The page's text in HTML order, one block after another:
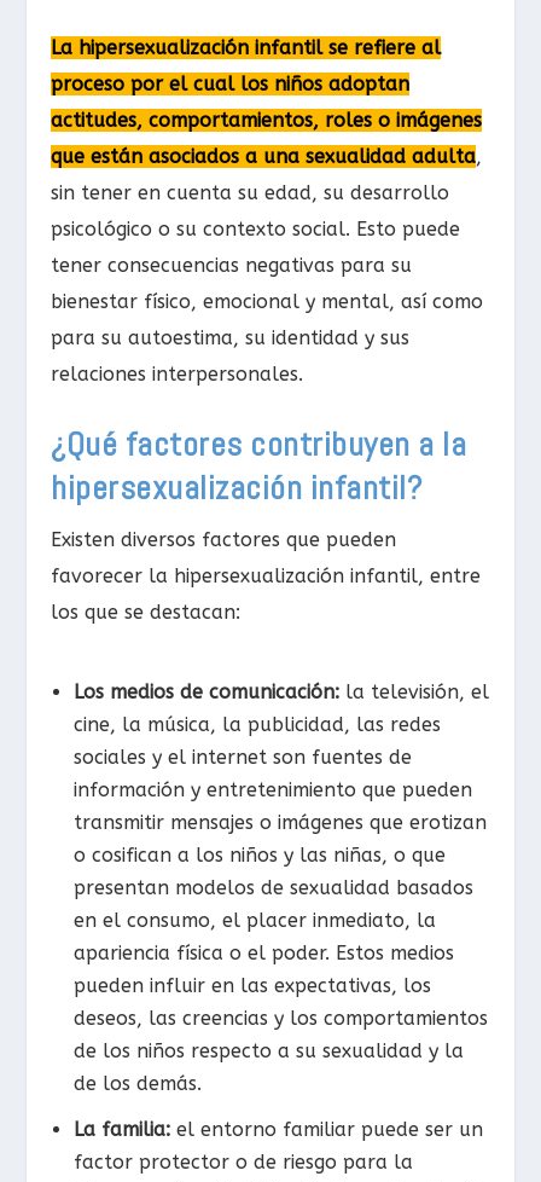
La hipersexualización infantil se refiere al
proceso por el cual los niños adoptan
actitudes, comportamientos, roles o imágenes
que están asociados a una sexualidad adulta,
sin tener en cuenta su edad, su desarrollo
psicológico o su contexto social. Esto puede
tener consecuencias negativas para su
bienestar físico, emocional y mental, así como
para su autoestima, su identidad y sus
relaciones interpersonales.
¿Qué factores contribuyen a la
hipersexualización infantil?
Existen diversos factores que pueden
favorecer la hipersexualización infantil, entre
los que se destacan:
Los medios de comunicación: la televisión, el
cine, la música, la publicidad, las redes
sociales y el internet son fuentes de
información y entretenimiento que pueden
transmitir mensajes o imágenes que erotizan
o cosifican a los niños y las niñas, o que
presentan modelos de sexualidad basados
en el consumo, el placer inmediato, la
apariencia física o el poder. Estos medios
pueden influir en las expectativas, los
deseos, las creencias y los comportamientos
de los niños respecto a su sexualidad y la
de los demás.
La familia: el entorno familiar puede ser un
factor protector o de riesgo para la